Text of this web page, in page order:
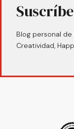
Blog personal de
Creatividad,